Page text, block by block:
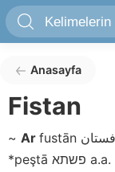
Anasayfa
Fistan
~ Ar fustān
*peştā
a.a.